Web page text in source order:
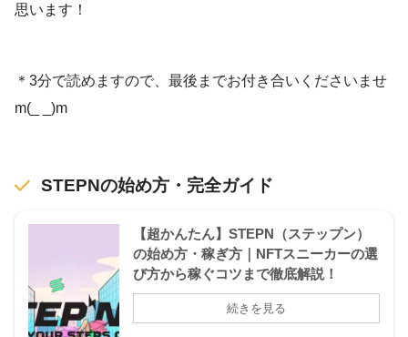
思います！
＊3分で読めますので、最後までお付き合いくださいませ
m(_ _)m
STEPNの始め方・完全ガイド
【超かんたん】STEPN（ステップン）
の始め方・稼ぎ方｜NFTスニーカーの選
び方から稼ぐコツまで徹底解説！